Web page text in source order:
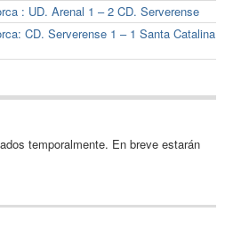
: UD. Arenal 1 – 2 CD. Serverense
CD. Serverense 1 – 1 Santa Catalina
temporalmente. En breve estarán